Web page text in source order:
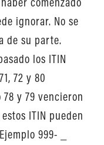
ignorar. No se
de su parte.
los ITIN
72 y 80
y 79 vencieron
ITIN pueden
999- _